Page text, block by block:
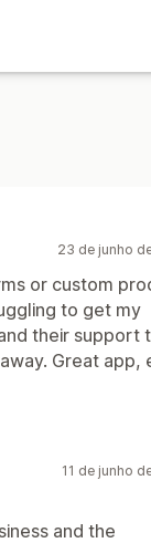
23 de junho
or custom
to get my
their support
Great app,
11 de junho
and the